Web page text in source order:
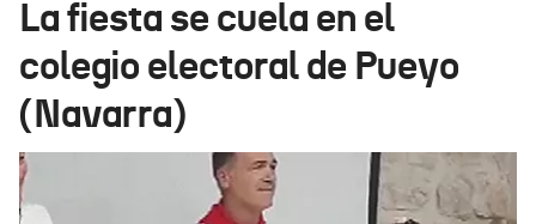
Ikusmiran
La fiesta se cuela en el
colegio electoral de Pueyo
(Navarra)